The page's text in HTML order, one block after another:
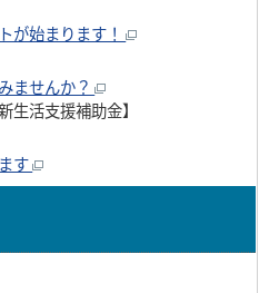
が始まります！
ませんか？
生活支援補助金】
す